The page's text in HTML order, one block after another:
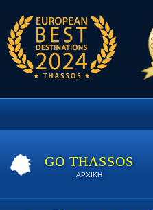
GO THASSOS
ΑΡΧΙΚΗ